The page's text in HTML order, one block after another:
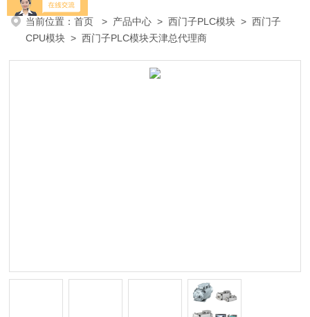
当前位置：首页 > 产品中心 >西门子PLC模块 >西门子
CPU模块 > 西门子PLC模块天津总代理商